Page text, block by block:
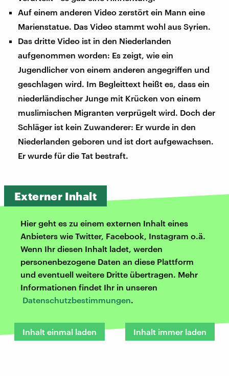
Auf einem anderen Video zerstört ein Mann eine
Marienstatue. Das Video stammt wohl aus Syrien.
Das dritte Video ist in den Niederlanden
aufgenommen worden: Es zeigt, wie ein
Jugendlicher von einem anderen angegriffen und
geschlagen wird. Im Begleittext heißt es, dass ein
niederländischer Junge mit Krücken von einem
muslimischen Migranten verprügelt wird. Doch der
Schläger ist kein Zuwanderer: Er wurde in den
Niederlanden geboren und ist dort aufgewachsen.
Er wurde für die Tat bestraft.
Externer Inhalt
Hier geht es zu einem externen Inhalt eines
Anbieters wie Twitter, Facebook, Instagram o.ä.
Wenn Ihr diesen Inhalt ladet, werden
personenbezogene Daten an diese Plattform
und eventuell weitere Dritte übertragen. Mehr
Informationen findet Ihr in unseren
Datenschutzbestimmungen.
Inhalt einmal laden Inhalt immer laden